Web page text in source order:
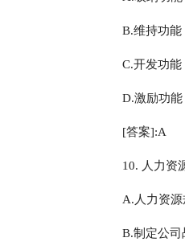
B.维持功能
C.开发功能
D.激励功能
[答案]:A
10. 人力资
A.人力资源
B.制定公司